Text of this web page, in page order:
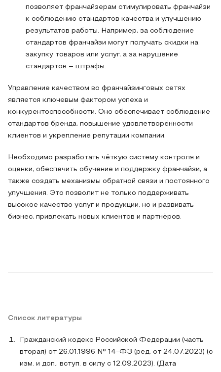
позволяет франчайзерам стимулировать франчайзи
к соблюдению стандартов качества и улучшению
результатов работы. Например, за соблюдение
стандартов франчайзи могут получать скидки на
закупку товаров или услуг, а за нарушение
стандартов – штрафы.
Управление качеством во франчайзинговых сетях
является ключевым фактором успеха и
конкурентоспособности. Оно обеспечивает соблюдение
стандартов бренда, повышение удовлетворённости
клиентов и укрепление репутации компании.
Необходимо разработать чёткую систему контроля и
оценки, обеспечить обучение и поддержку франчайзи, а
также создать механизмы обратной связи и постоянного
улучшения. Это позволит не только поддерживать
высокое качество услуг и продукции, но и развивать
бизнес, привлекать новых клиентов и партнёров.
Список литературы
Гражданский кодекс Российской Федерации (часть
вторая) от 26.01.1996 № 14-ФЗ (ред. от 24.07.2023) (с
изм. и доп., вступ. в силу с 12.09.2023). (Дата